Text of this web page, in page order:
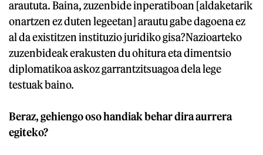
araututa. Baina, zuzenbide inperatiboan [aldaketarik
onartzen ez duten legeetan] arautu gabe dagoena ez
al da existitzen instituzio juridiko gisa?Nazioarteko
zuzenbideak erakusten du ohitura eta dimentsio
diplomatikoa askoz garrantzitsuagoa dela lege
testuak baino.
Beraz, gehiengo oso handiak behar dira aurrera
egiteko?